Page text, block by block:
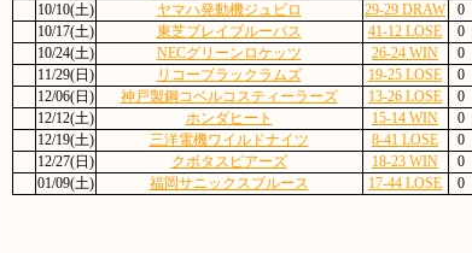
10/10(土)
ヤマハ発動機ジュビロ 29-29 DRAW 0
10/17(土)
東芝ブレイブルーパス 41-12 LOSE 0
10/24(土)
NECグリーンロケッツ 26-24 WIN 0
11/29(日)
リコーブラックラムズ 19-25 LOSE 0
12/06(日)
神戸製鋼コベルコスティーラーズ 13-26 LOSE 0
12/12(土)
ホンダヒート 15-14 WIN 0
12/19(土)
三洋電機ワイルドナイツ 8-41 LOSE 0
12/27(日)
クボタスピアーズ 18-23 WIN 0
01/09(土)
福岡サニックスブルース 17-44 LOSE 0